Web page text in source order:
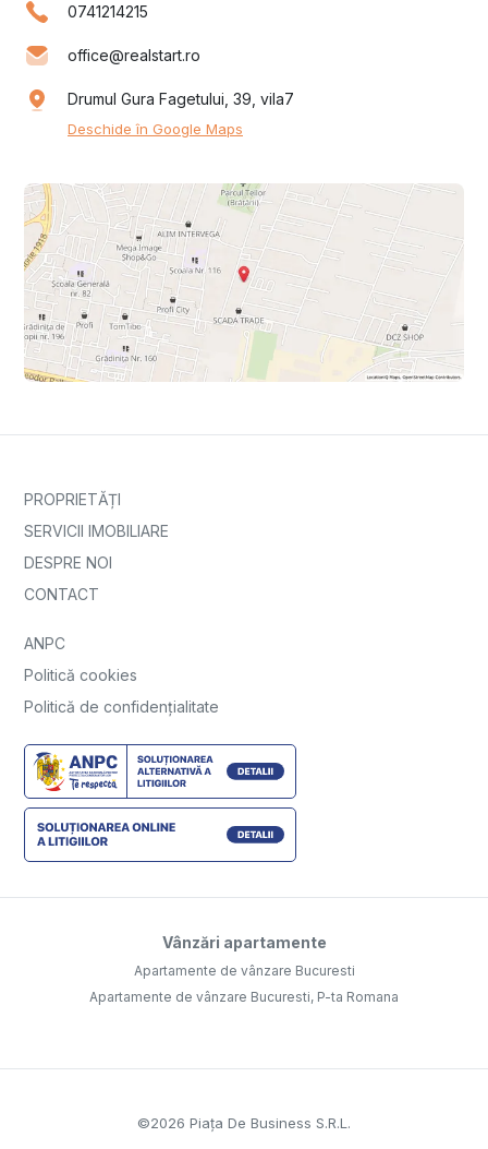
0741214215
office@realstart.ro
Drumul Gura Fagetului, 39, vila7
Deschide în Google Maps
PROPRIETĂȚI
SERVICII IMOBILIARE
DESPRE NOI
CONTACT
ANPC
Politică cookies
Politică de confidențialitate
Vânzări apartamente
Apartamente de vânzare Bucuresti
Apartamente de vânzare Bucuresti, P-ta Romana
©2026 Piața De Business S.R.L.